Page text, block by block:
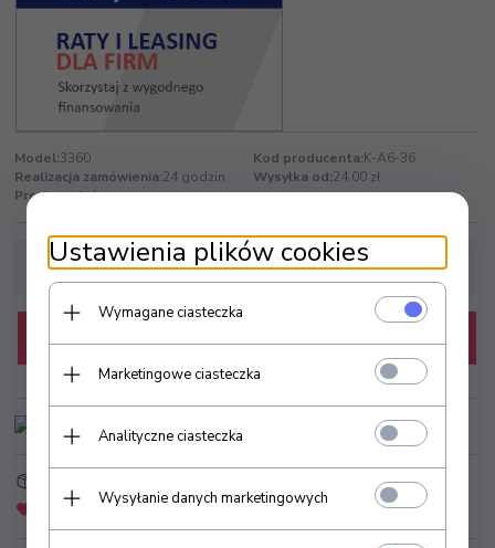
Model:3360 Kod producenta:K-A6-36
Realizacja zamówienia:24 godzin Wysyłka od:24.00 zł
Producent:dr. pen
KUP TERAZ
Strefa Klienta
Złóż zapytanie ofertowe
Dodaj do schowka
Zapytaj o produkt
Ustawienia plików cookies
Wymagane ciasteczka
Marketingowe ciasteczka
Analityczne ciasteczka
Wysyłanie danych marketingowych